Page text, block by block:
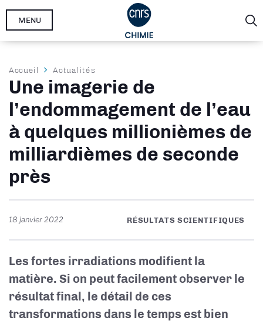
Aller
MENU
Fil
d'Ariane
Accueil Actualités
Une imagerie de
l’endommagement de l’eau
à quelques millionièmes de
milliardièmes de seconde
près
18 janvier 2022 RÉSULTATS SCIENTIFIQUES
Les fortes irradiations modifient la
matière. Si on peut facilement observer le
résultat final, le détail de ces
transformations dans le temps est bien